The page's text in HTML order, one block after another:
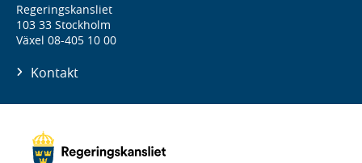
Regeringskansliet
103 33 Stockholm
Växel 08-405 10 00
Kontakt